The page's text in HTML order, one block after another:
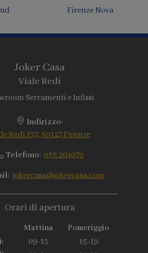
Firenze Nova
Joker Casa
Viale Redi
Serramenti e Infissi
Indirizzo:
Redi 137, 50127 Firenze
Telefono: 055 264070
: jokercasa@jokercasa.com
Orari di apertura
Mattina
Pomeriggio
09-13
15-19